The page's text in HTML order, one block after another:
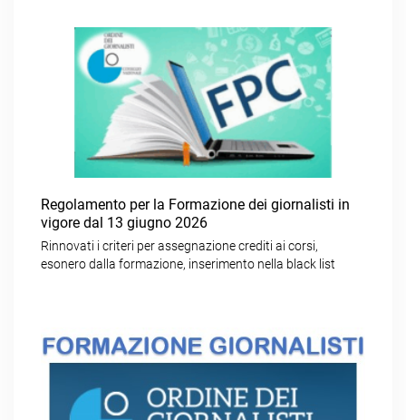
Regolamento per la Formazione dei giornalisti in
vigore dal 13 giugno 2026
Rinnovati i criteri per assegnazione crediti ai corsi,
esonero dalla formazione, inserimento nella black list